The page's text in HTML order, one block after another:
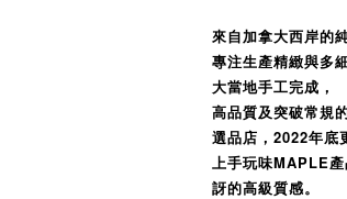
來自加拿大西岸的
專注生產精緻與多
大當地手工完成，
高品質及突破常規
選品店，2022年底
上手玩味MAPLE
訝的高級質感。